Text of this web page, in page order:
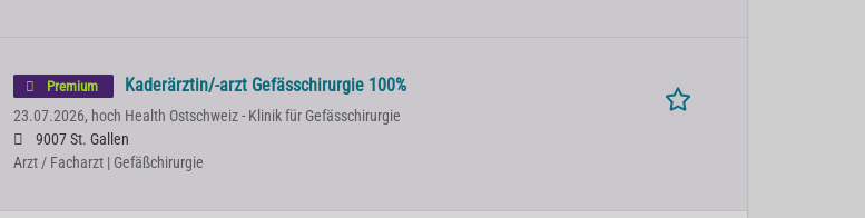
Premium Kaderärztin/-arzt Gefässchirurgie 100%
23.07.2026, hoch Health Ostschweiz - Klinik für Gefässchirurgie
9007 St. Gallen
Arzt / Facharzt | Gefäßchirurgie